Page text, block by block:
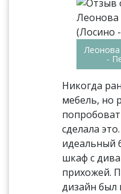
Леонова
-
Никогда
мебель, но
сделала
идеальный
шкаф с
прихожей.
дизайн был